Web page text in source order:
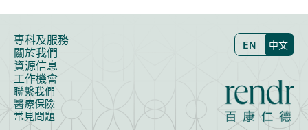
專科及服務
關於我們
資源信息
工作機會
聯繫我們
醫療保險
常見問題
EN 中文